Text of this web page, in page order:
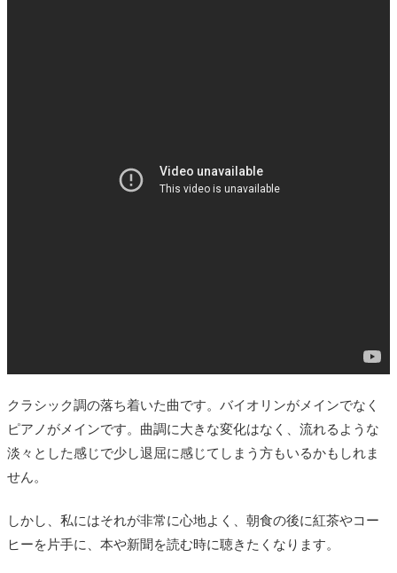
クラシック調の落ち着いた曲です。バイオリンがメインでなく
ピアノがメインです。曲調に大きな変化はなく、流れるような
淡々とした感じで少し退屈に感じてしまう方もいるかもしれま
せん。
しかし、私にはそれが非常に心地よく、朝食の後に紅茶やコー
ヒーを片手に、本や新聞を読む時に聴きたくなります。